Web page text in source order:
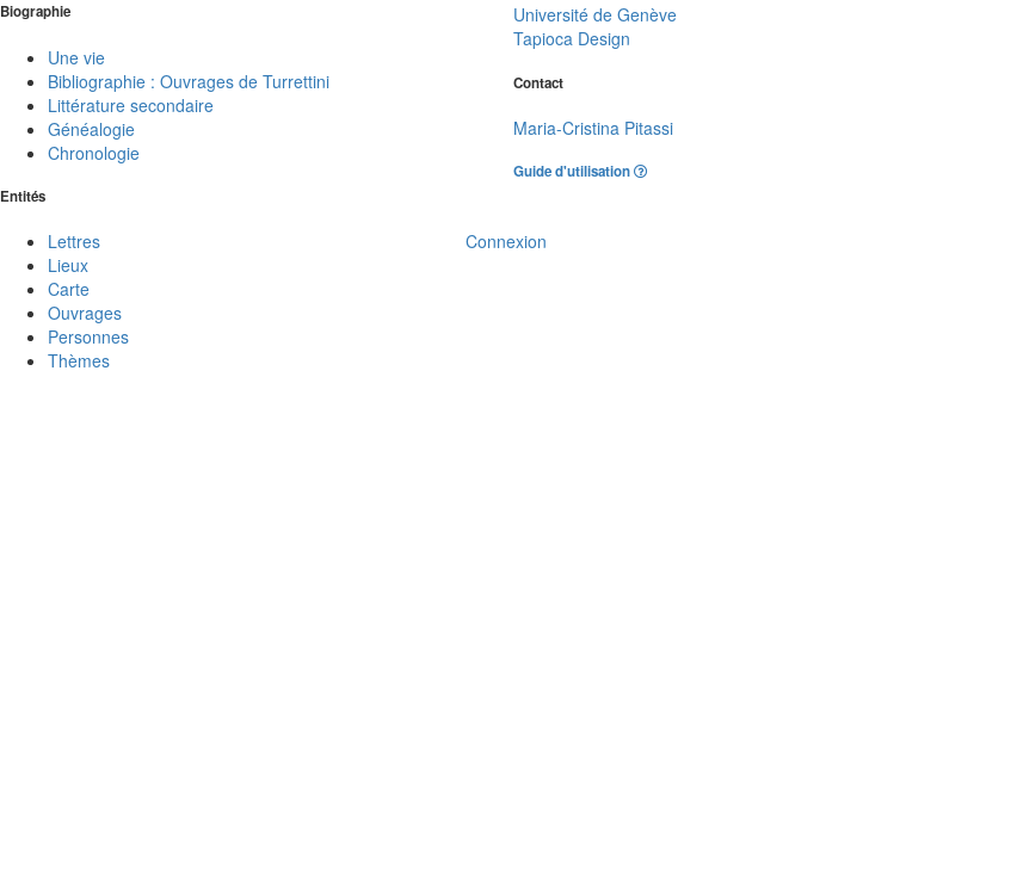
Biographie
Une vie
Bibliographie : Ouvrages de Turrettini
Littérature secondaire
Généalogie
Chronologie
Entités
Lettres
Lieux
Carte
Ouvrages
Personnes
Thèmes
Université de Genève
Tapioca Design
Contact
Maria-Cristina Pitassi
Guide d'utilisation
Connexion